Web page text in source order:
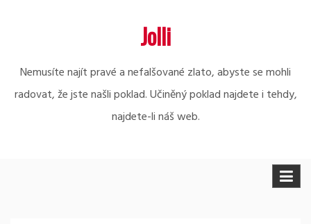
Jolli
Nemusíte najít pravé a nefalšované zlato, abyste se mohli
radovat, že jste našli poklad. Učiněný poklad najdete i tehdy,
najdete-li náš web.